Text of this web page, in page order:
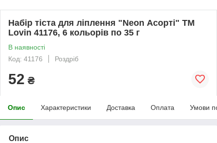
Набір тіста для ліплення "Neon Асорті" ТМ
Lovin 41176, 6 кольорів по 35 г
В наявності
Код: 41176
Роздріб
52 ₴
Опис Характеристики Доставка Оплата Умови
Опис